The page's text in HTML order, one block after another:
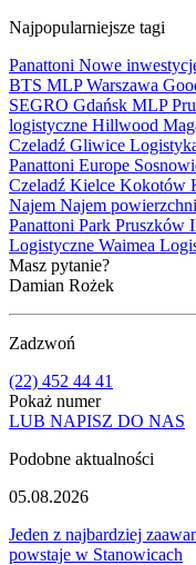
Najpopularniejsze tagi
Panattoni Nowe
BTS MLPWarszawa
SEGRO Gdańsk MLP
logistyczne Hillwood
Czeladź Gliwice
Panattoni Europe
Czeladź Kielce Kokotów
Najem Najem powierzchni
Panattoni Park Pruszków
Logistyczne Waimea
Masz pytanie?
Damian Rożek
Zadzwoń
(22) 452 44 41
Pokaż numer
LUB NAPISZ DO NAS
Podobne aktualności
05.08.2026
Jeden z najbardziej
powstaje w Stanowicach